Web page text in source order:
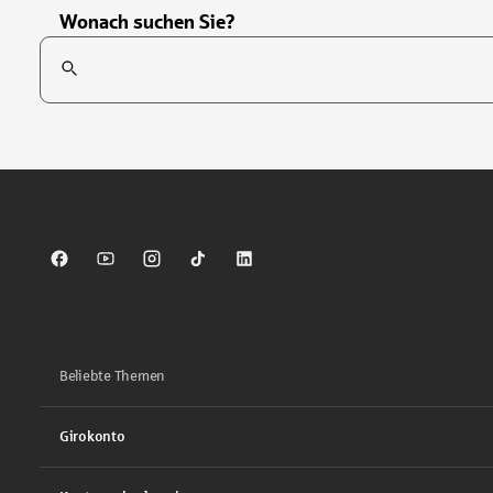
Wonach suchen Sie?
Suchfeld
Sparkasse auf Facebook
Sparkasse auf Youtube
Sparkasse auf Instagram
Sparkasse auf TikTok
Sparkasse auf LinkedIn
Beliebte Themen
Girokonto